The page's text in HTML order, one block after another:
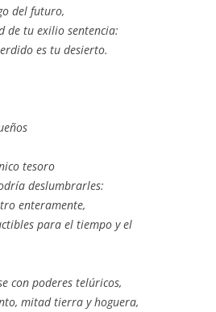
del futuro,
de tu exilio sentencia:
es tu desierto.
tesoro
deslumbrarles:
enteramente,
para el tiempo y el
con poderes telúricos,
mitad tierra y hoguera,